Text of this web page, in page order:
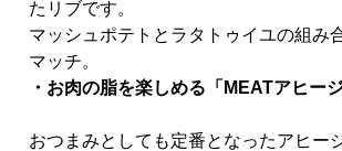
たリブです。
マッシュポテトとラタトゥイユの組み
マッチ。
・お肉の脂を楽しめる「MEATアヒージ
おつまみとしても定番となったアヒー